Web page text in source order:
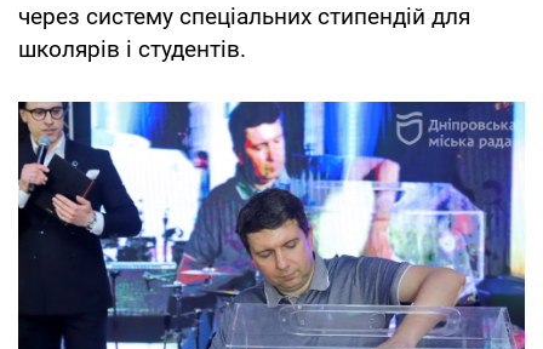
через систему спеціальних стипендій для
школярів і студентів.